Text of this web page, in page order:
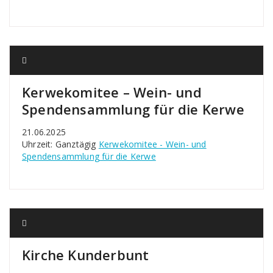
Kerwekomitee – Wein- und
Spendensammlung für die Kerwe
21.06.2025
Uhrzeit: Ganztägig Kerwekomitee - Wein- und
Spendensammlung für die Kerwe
Kirche Kunderbunt